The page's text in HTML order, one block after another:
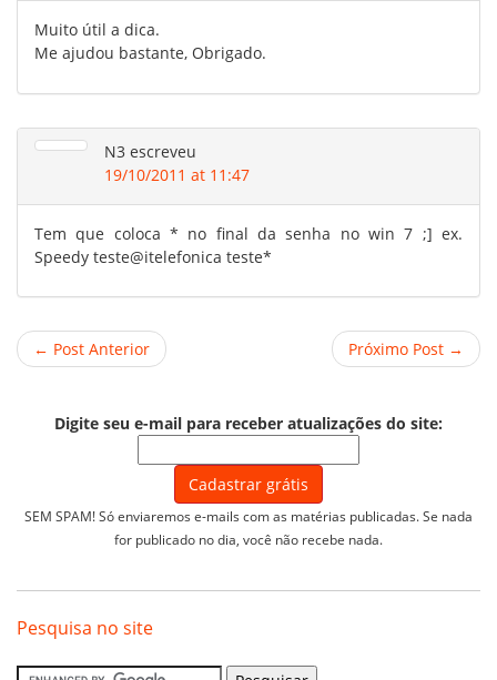
Muito útil a dica.
Me ajudou bastante, Obrigado.
N3 escreveu
19/10/2011 at 11:47
Tem que coloca * no final da senha no win 7 ;] ex.
Speedy teste@itelefonica teste*
← Post Anterior Próximo Post →
Digite seu e-mail para receber atualizações do site:
SEM SPAM! Só enviaremos e-mails com as matérias publicadas. Se nada
for publicado no dia, você não recebe nada.
Pesquisa no site